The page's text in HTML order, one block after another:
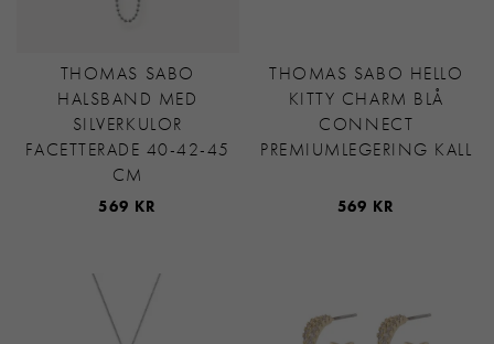
THOMAS SABO
HALSBAND MED
SILVERKULOR
FACETTERADE 40-42-45
CM
569 KR
THOMAS SABO HELLO
KITTY CHARM BLÅ
CONNECT
PREMIUMLEGERING KALL
569 KR